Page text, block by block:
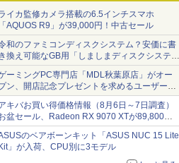
イカ監修カメラ搭載の6.5インチスマホ
AQUOS R9」が39,000円！中古セール
和のファミコンディスクシステム？安価に書
換え可能なGB用「しましまディスクシステ
」
ーミングPC専門店「MDL秋葉原店」がオー
ン、開店記念プレゼントを求めるユーザーが
し寄せ長蛇の列に
キバお買い得価格情報（8月6日～7日調査）
盆セール、Radeon RX 9070 XTが89,800
、水平周波数24.8kHz対応の17型モニターが
円、暑さ指数連動セール ほか
のベアボーンキット「ASUS NUC 15 Lite
」が入荷、CPU別に3モデル